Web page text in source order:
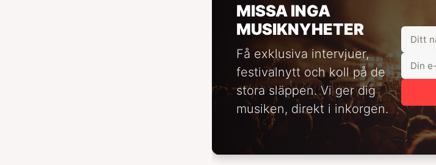
MISSA INGA
MUSIKNYHETER
Få exklusiva intervjuer,
festivalnytt och koll på de
stora släppen. Vi ger dig
musiken, direkt i inkorgen.